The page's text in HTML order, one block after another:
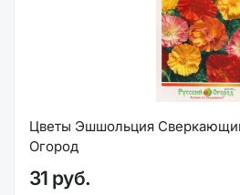
Цветы Эшшольция
Огород
31 руб.